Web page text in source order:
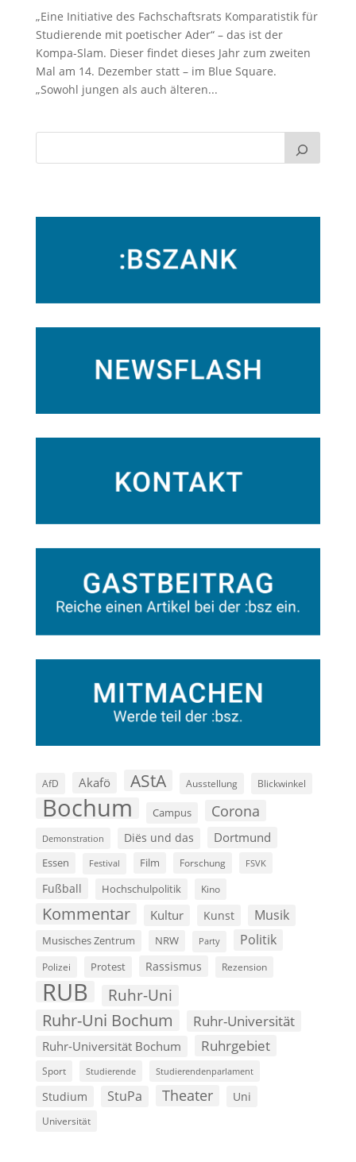
„Eine Initiative des Fachschaftsrats Komparatistik für
Studierende mit poetischer Ader“ – das ist der
Kompa-Slam. Dieser findet dieses Jahr zum zweiten
Mal am 14. Dezember statt – im Blue Square.
„Sowohl jungen als auch älteren...
AfD Akafö AStA Ausstellung Blickwinkel
Bochum Campus Corona
Demonstration Diës und das Dortmund
Essen Festival Film Forschung FSVK
Fußball Hochschulpolitik Kino
Kommentar Kultur Kunst Musik
Musisches Zentrum NRW Party Politik
Polizei Protest Rassismus Rezension
RUB Ruhr-Uni
Ruhr-Uni Bochum Ruhr-Universität
Ruhr-Universität Bochum Ruhrgebiet
Sport Studierende Studierendenparlament
Studium StuPa Theater Uni
Universität